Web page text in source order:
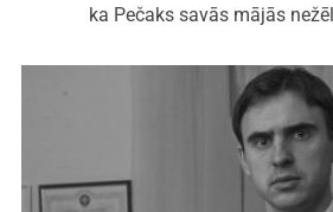
ka Pečaks savās mājās